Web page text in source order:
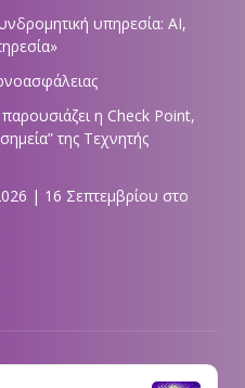
υπηρεσία: AI,
η Check Point,
της Τεχνητής
| 16 Σεπτεμβρίου στο